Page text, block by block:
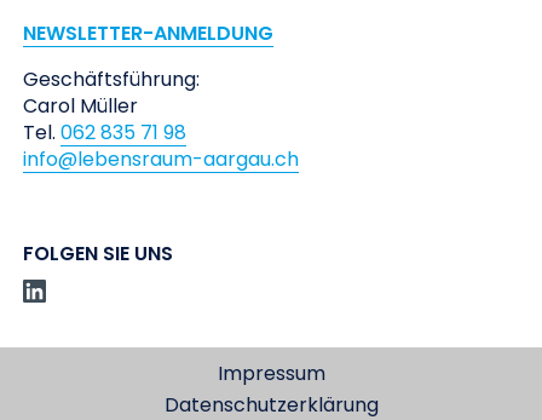
NEWSLETTER-ANMELDUNG
Geschäftsführung:
Carol Müller
Tel. 062 835 71 98
info@lebensraum-aargau.ch
FOLGEN SIE UNS
Impressum
Datenschutzerklärung